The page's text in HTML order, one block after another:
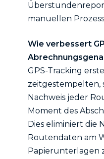
manuellen
Wie verbessert
GPS-Tracking
zeitgestempelten,
Nachweis jeder
Moment des
Dies eliminiert die
Routendaten am
Papierunterlagen